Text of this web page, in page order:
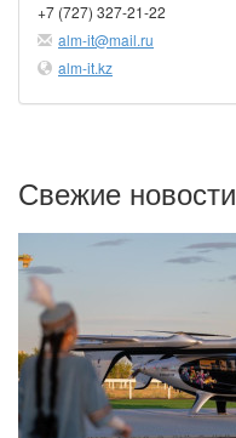
+7 (727) 327-21-22
alm-it@mail.ru
alm-it.kz
Свежие новости